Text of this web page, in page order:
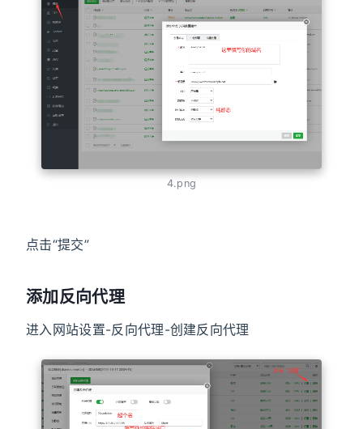
4.png
点击“提交”
添加反向代理
进入网站设置-反向代理-创建反向代理